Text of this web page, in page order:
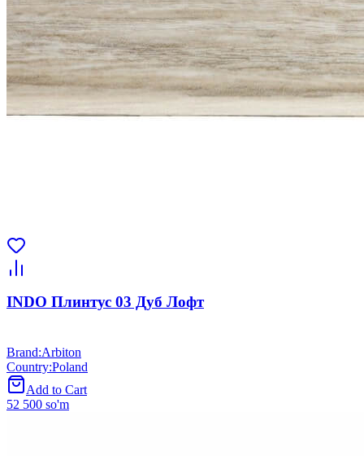
INDO Плинтус 03 Дуб Лофт
Brand:Arbiton
Country:Poland
Add to Cart
52 500 so'm